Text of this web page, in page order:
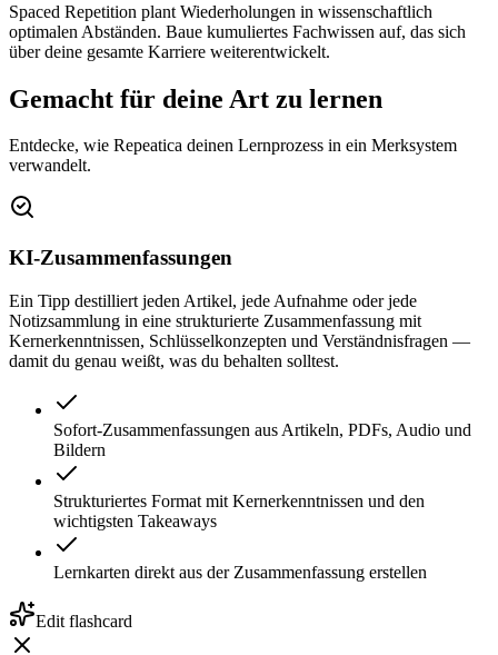
Spaced Repetition plant Wiederholungen in wissenschaftlich
optimalen Abständen. Baue kumuliertes Fachwissen auf, das sich
über deine gesamte Karriere weiterentwickelt.
Gemacht für deine Art zu lernen
Entdecke, wie Repeatica deinen Lernprozess in ein Merksystem
verwandelt.
KI-Zusammenfassungen
Ein Tipp destilliert jeden Artikel, jede Aufnahme oder jede
Notizsammlung in eine strukturierte Zusammenfassung mit
Kernerkenntnissen, Schlüsselkonzepten und Verständnisfragen —
damit du genau weißt, was du behalten solltest.
Sofort-Zusammenfassungen aus Artikeln, PDFs, Audio und
Bildern
Strukturiertes Format mit Kernerkenntnissen und den
wichtigsten Takeaways
Lernkarten direkt aus der Zusammenfassung erstellen
Edit flashcard